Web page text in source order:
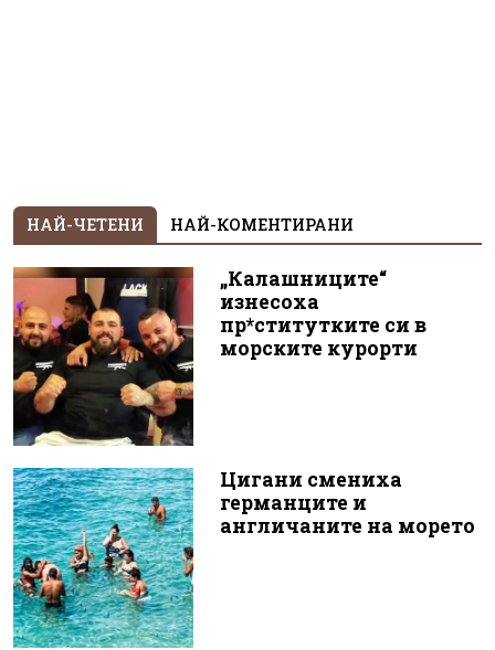
НАЙ-ЧЕТЕНИ НАЙ-КОМЕНТИРАНИ
„Калашниците“
изнесоха
пр*ститутките си в
морските курорти
Цигани смениха
германците и
англичаните на морето